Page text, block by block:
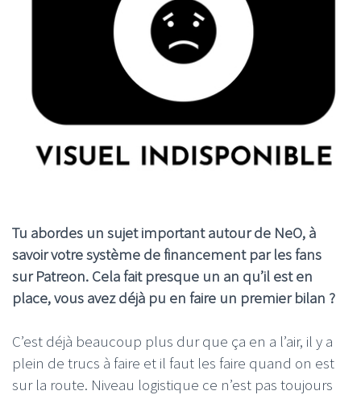
Tu abordes un sujet important autour de NeO, à
savoir votre système de financement par les fans
sur Patreon. Cela fait presque un an qu’il est en
place, vous avez déjà pu en faire un premier bilan ?
C’est déjà beaucoup plus dur que ça en a l’air, il y a
plein de trucs à faire et il faut les faire quand on est
sur la route. Niveau logistique ce n’est pas toujours